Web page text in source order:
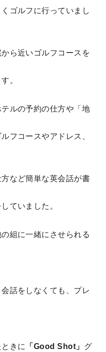
ゴルフに行っていまし
ら近いゴルフコースを
。
ルの予約の仕方や「地
フコースやアドレス、
など簡単な英会話が書
ていました。
組に一緒にさせられる
話をしなくても、プレ
きに 「Good Shot」 グ